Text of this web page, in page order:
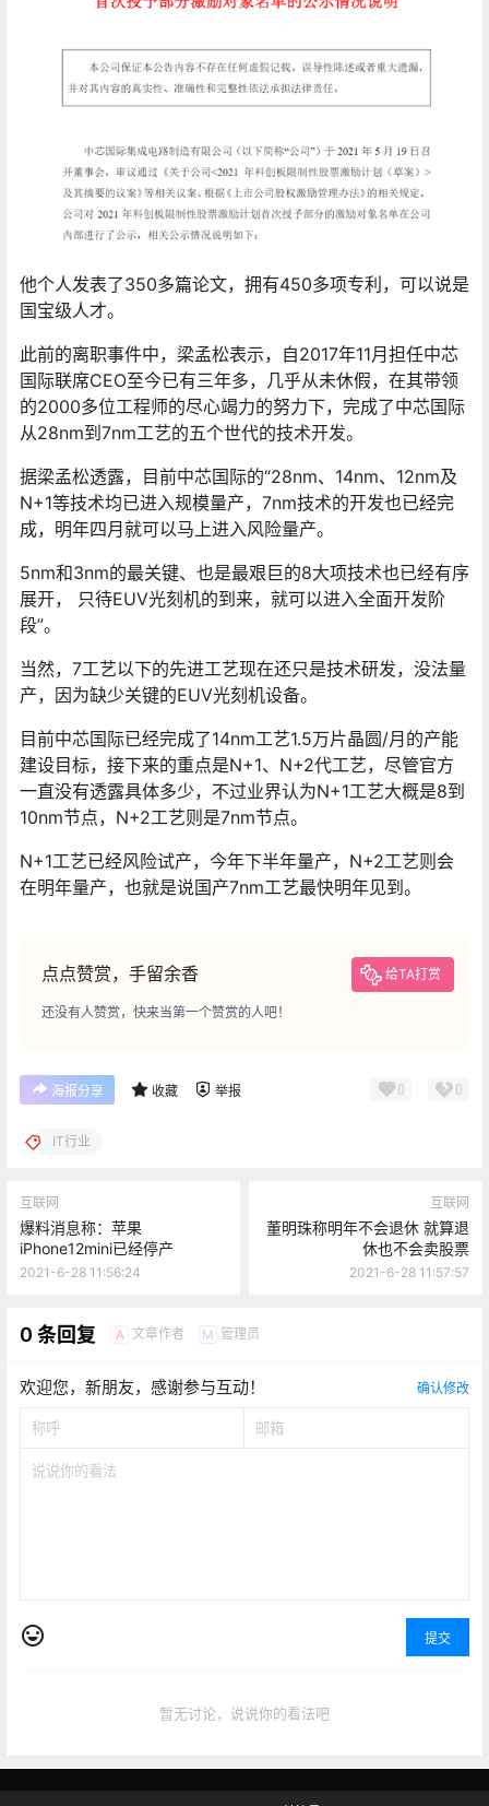
他个人发表了350多篇论文，拥有450多项专利，可以说是
国宝级人才。
此前的离职事件中，梁孟松表示，自2017年11月担任中芯
国际联席CEO至今已有三年多，几乎从未休假，在其带领
的2000多位工程师的尽心竭力的努力下，完成了中芯国际
从28nm到7nm工艺的五个世代的技术开发。
据梁孟松透露，目前中芯国际的“28nm、14nm、12nm及
N+1等技术均已进入规模量产，7nm技术的开发也已经完
成，明年四月就可以马上进入风险量产。
5nm和3nm的最关键、也是最艰巨的8大项技术也已经有序
展开， 只待EUV光刻机的到来，就可以进入全面开发阶
段”。
当然，7工艺以下的先进工艺现在还只是技术研发，没法量
产，因为缺少关键的EUV光刻机设备。
目前中芯国际已经完成了14nm工艺1.5万片晶圆/月的产能
建设目标，接下来的重点是N+1、N+2代工艺，尽管官方
一直没有透露具体多少，不过业界认为N+1工艺大概是8到
10nm节点，N+2工艺则是7nm节点。
N+1工艺已经风险试产，今年下半年量产，N+2工艺则会
在明年量产，也就是说国产7nm工艺最快明年见到。
点点赞赏，手留余香 给TA打赏
还没有人赞赏，快来当第一个赞赏的人吧！
海报分享 收藏 举报 0 0
IT行业
互联网
爆料消息称：苹果
iPhone12mini已经停产
2021-6-28 11:56:24
互联网
董明珠称明年不会退休 就算退
休也不会卖股票
2021-6-28 11:57:57
0 条回复 A 文章作者 M 管理员
欢迎您，新朋友，感谢参与互动！ 确认修改
提交
暂无讨论，说说你的看法吧